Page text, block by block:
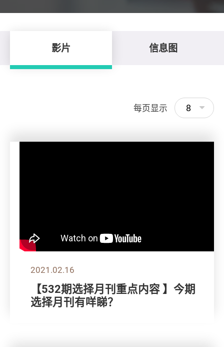
影片 信息图
每页显示 8
2021.02.16
【532期选择月刊重点内容 】今期
选择月刊有咩睇？